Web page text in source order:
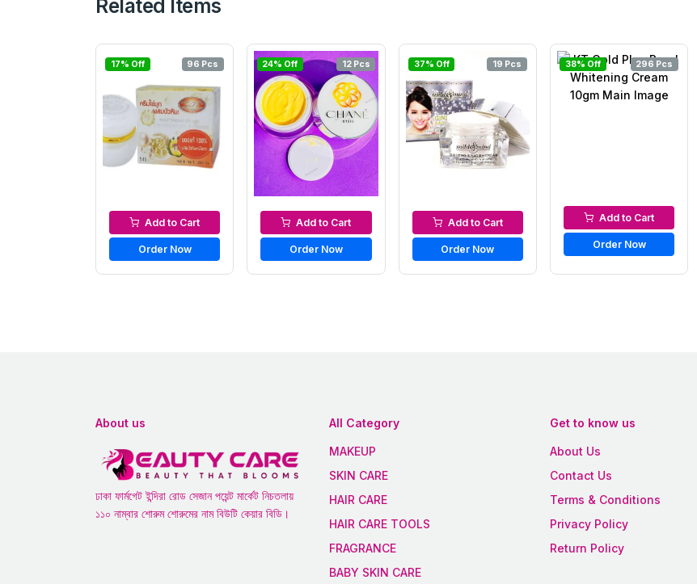
Related Items
17% Off 96 Pcs
Night Cream
Add to Cart
Order Now
24% Off 12 Pcs
Night Cream
Add to Cart
Order Now
37% Off 19 Pcs
Night Cream
Add to Cart
Order Now
38% Off 296 Pcs
Night Cream
Add to Cart
Order Now
About us
ঢাকা ফার্মগেট ইন্দিরা রোড সেজান পয়েন্ট মার্কেট নিচতলায়
১১০ নাম্বার শোরুম শোরুমের নাম বিউটি কেয়ার বিডি।
All Category
MAKEUP
SKIN CARE
HAIR CARE
HAIR CARE TOOLS
FRAGRANCE
BABY SKIN CARE
Get to know us
About Us
Contact Us
Terms & Conditions
Privacy Policy
Return Policy